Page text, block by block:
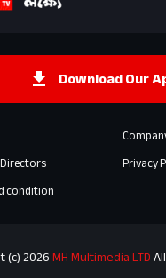
Download Our
Privacy
condition
(c) 2026MH Multimedia LTD